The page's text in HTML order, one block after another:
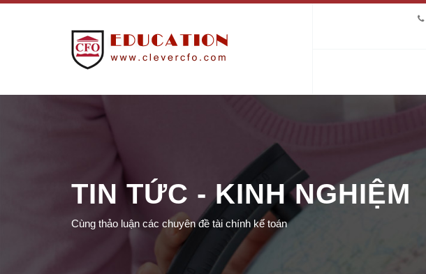
TIN TỨC - KINH NGHIỆM
Cùng thảo luận các chuyên đề tài chính kế toán